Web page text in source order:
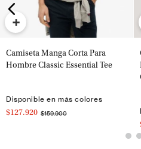
+
Camiseta Manga Corta Para
Hombre Classic Essential Tee
Disponible en más colores
$127.920 $159.900